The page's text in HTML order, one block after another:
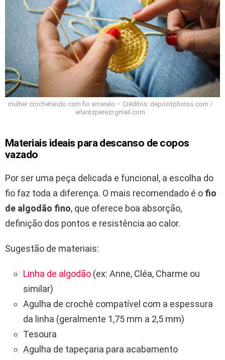
mulher crochetando com fio amarelo – Créditos: depositphotos.com /
erlantzperezr.gmail.com
Materiais ideais para descanso de copos
vazado
Por ser uma peça delicada e funcional, a escolha do
fio faz toda a diferença. O mais recomendado é o fio
de algodão fino, que oferece boa absorção,
definição dos pontos e resistência ao calor.
Sugestão de materiais:
Linha de algodão (ex: Anne, Cléa, Charme ou
similar)
Agulha de crochê compatível com a espessura
da linha (geralmente 1,75 mm a 2,5 mm)
Tesoura
Agulha de tapeçaria para acabamento